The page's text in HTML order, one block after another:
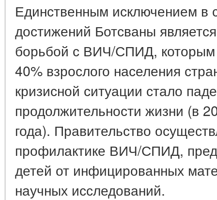
Единственным исключением в
достижений Ботсваны
борьбой с ВИЧ/СПИД,
40% взрослого населения
кризисной ситуации стало
продолжительности жизни (в
года). Правительство
профилактике ВИЧ/СПИД,
детей от инфицированных
научных исследований.